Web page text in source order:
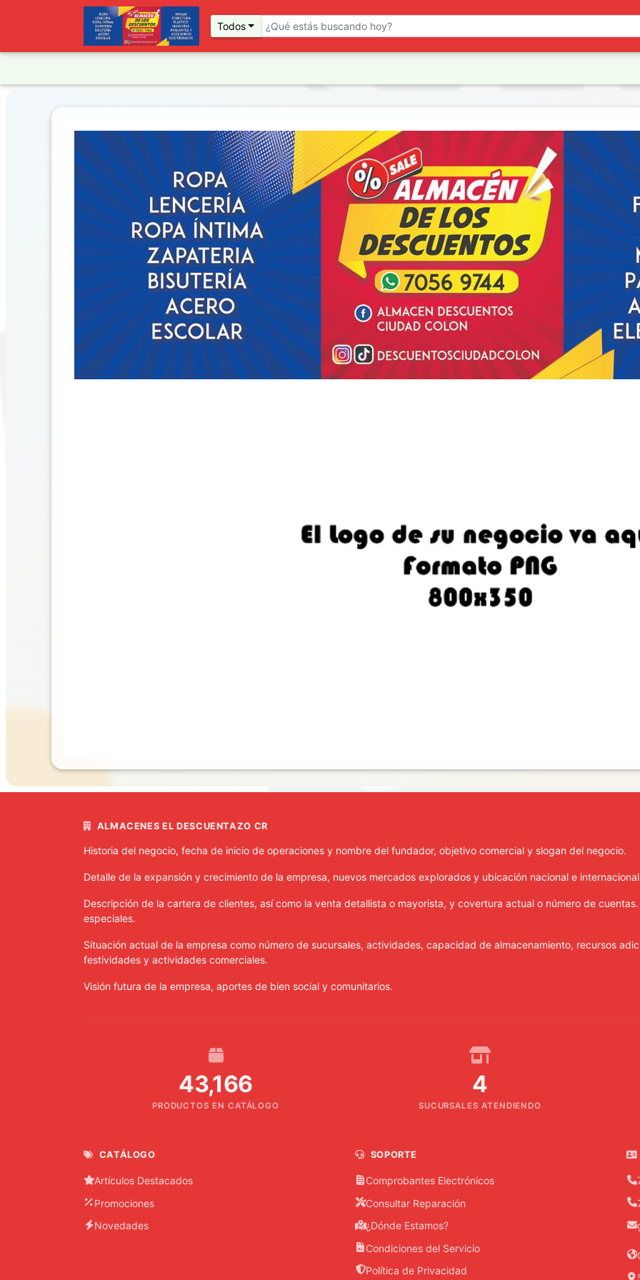
Todos
ALMACENES EL DESCUENTAZO CR
Historia del negocio, fecha de inicio de operaciones y nombre del fundador, objetivo comercial y slogan del negocio.
Detalle de la expansión y crecimiento de la empresa, nuevos mercados explorados y ubicación nacional e
Descripción de la cartera de clientes, así como la venta detallista o mayorista, y covertura actual o número de
especiales.
Situación actual de la empresa como número de sucursales, actividades, capacidad de almacenamiento, recursos
festividades y actividades comerciales.
Visión futura de la empresa, aportes de bien social y comunitarios.
43,166
PRODUCTOS EN CATÁLOGO
4
SUCURSALES ATENDIENDO
CATÁLOGO
Artículos Destacados
Promociones
Novedades
SOPORTE
Comprobantes Electrónicos
Consultar Reparación
¿Dónde Estamos?
Condiciones del Servicio
Política de Privacidad